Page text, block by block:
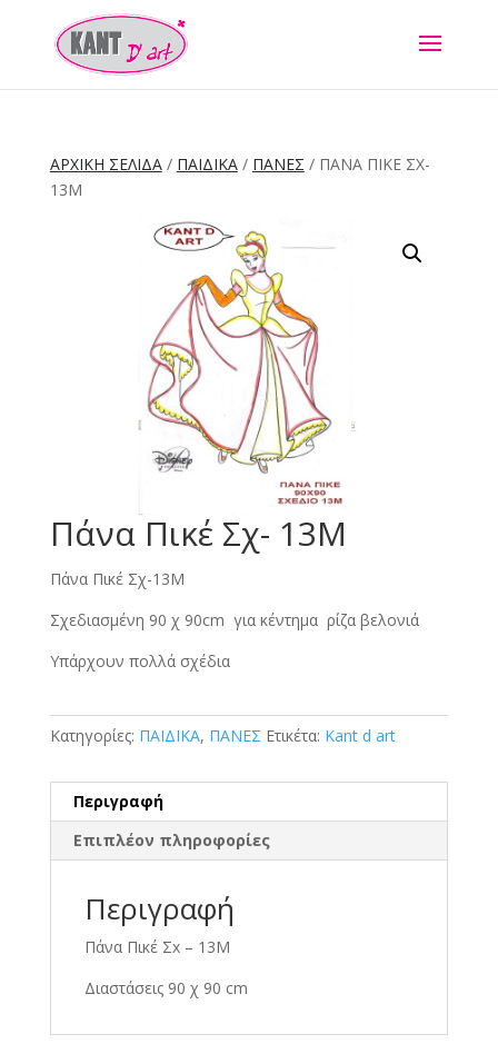
ΑΡΧΙΚΉ ΣΕΛΊΔΑ/ ΠΑΙΔΙΚΑ/ ΠΑΝΕΣ / ΠΆΝΑ ΠΙΚΈ ΣΧ-
13Μ
Πάνα Πικέ Σχ- 13Μ
Πάνα Πικέ Σχ-13Μ
Σχεδιασμένη 90 χ 90cm για κέντημα ρίζα βελονιά
Υπάρχουν πολλά σχέδια
Κατηγορίες: ΠΑΙΔΙΚΑ, ΠΑΝΕΣ Ετικέτα: Kant d art
Περιγραφή
Επιπλέον πληροφορίες
Περιγραφή
Πάνα Πικέ Σx – 13Μ
Διαστάσεις 90 χ 90 cm